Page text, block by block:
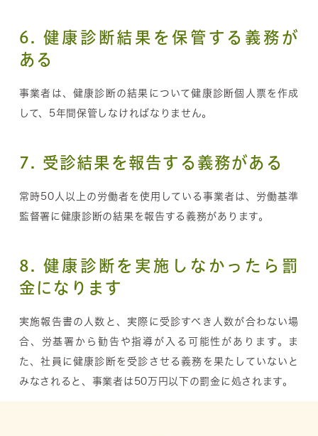
6. 健康診断結果を保管する義務が
ある
事業者は、健康診断の結果について健康診断個人票を作成
して、5年間保管しなければなりません。
7. 受診結果を報告する義務がある
常時50人以上の労働者を使用している事業者は、労働基準
監督署に健康診断の結果を報告する義務があります。
8. 健康診断を実施しなかったら罰
金になります
実施報告書の人数と、実際に受診すべき人数が合わない場
合、労基署から勧告や指導が入る可能性があります。ま
た、社員に健康診断を受診させる義務を果たしていないと
みなされると、事業者は50万円以下の罰金に処されます。